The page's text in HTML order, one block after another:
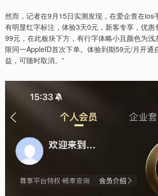
然而，记者在9月15日实测发现，在爱企查在ios
有明显红字标注，体验3天0元，新客专享，优
99元，在此板块下方，有行字体略小且颜色为浅
限同一AppleID首次下单。体验到期59元/月开通
益，可随时取消。”